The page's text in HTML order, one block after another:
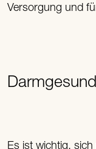
Versorgung und
Es ist wichtig,